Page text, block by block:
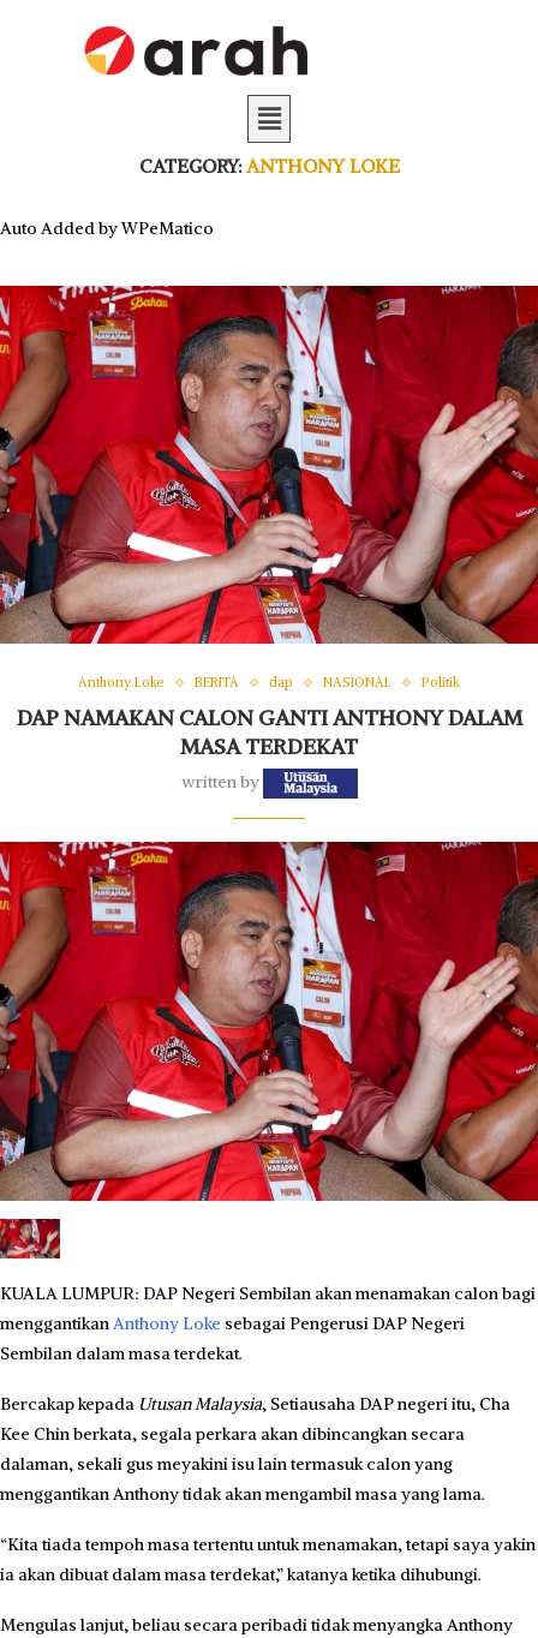
CATEGORY:ANTHONY LOKE
Auto Added by WPeMatico
Anthony Loke BERITA dap NASIONAL Politik
DAP NAMAKAN CALON GANTI ANTHONY DALAM
MASA TERDEKAT
written by
KUALA LUMPUR: DAP Negeri Sembilan akan menamakan calon bagi
menggantikanAnthony Loke sebagai Pengerusi DAP Negeri
Sembilan dalam masa terdekat.
Bercakap kepada Utusan Malaysia, Setiausaha DAP negeri itu, Cha
Kee Chin berkata, segala perkara akan dibincangkan secara
dalaman, sekali gus meyakini isu lain termasuk calon yang
menggantikan Anthony tidak akan mengambil masa yang lama.
“Kita tiada tempoh masa tertentu untuk menamakan, tetapi saya yakin
ia akan dibuat dalam masa terdekat,” katanya ketika dihubungi.
Mengulas lanjut, beliau secara peribadi tidak menyangka Anthony